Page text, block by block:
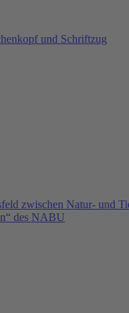
zwischen Natur- und
des NABU